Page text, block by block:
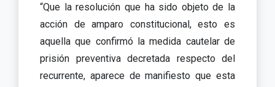
“Que la resolución que ha sido objeto de la
acción de amparo constitucional, esto es
aquella que confirmó la medida cautelar de
prisión preventiva decretada respecto del
recurrente, aparece de manifiesto que esta